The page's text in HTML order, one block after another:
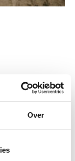
Over
van onze